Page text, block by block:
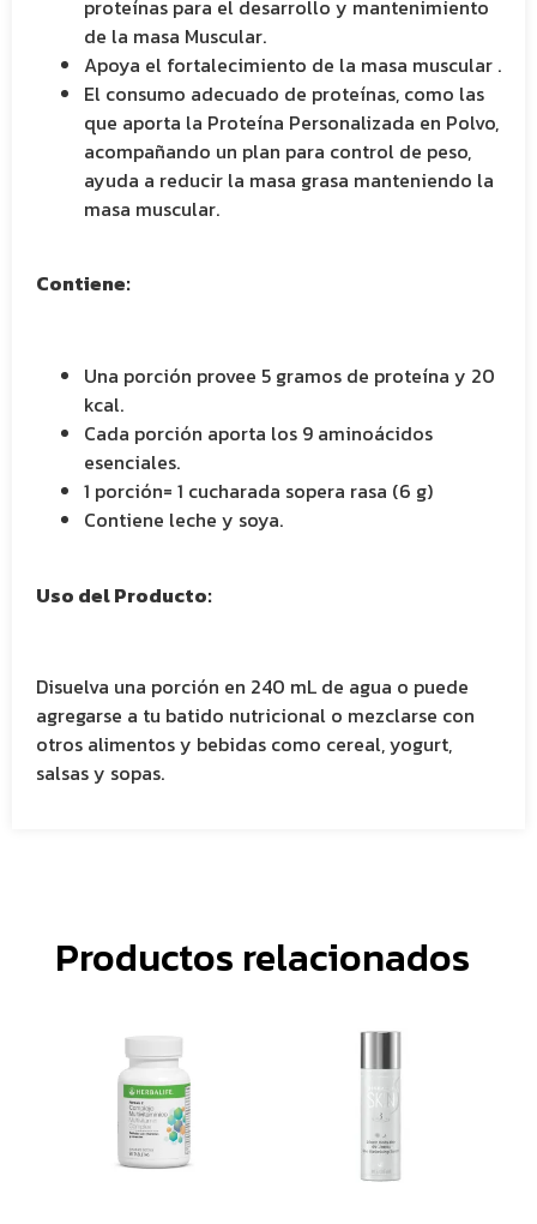
proteínas para el desarrollo y mantenimiento
de la masa Muscular.
Apoya el fortalecimiento de la masa muscular .
El consumo adecuado de proteínas, como las
que aporta la Proteína Personalizada en Polvo,
acompañando un plan para control de peso,
ayuda a reducir la masa grasa manteniendo la
masa muscular.
Contiene:
Una porción provee 5 gramos de proteína y 20
kcal.
Cada porción aporta los 9 aminoácidos
esenciales.
1 porción= 1 cucharada sopera rasa (6 g)
Contiene leche y soya.
Uso del Producto:
Disuelva una porción en 240 mL de agua o puede
agregarse a tu batido nutricional o mezclarse con
otros alimentos y bebidas como cereal, yogurt,
salsas y sopas.
Productos relacionados